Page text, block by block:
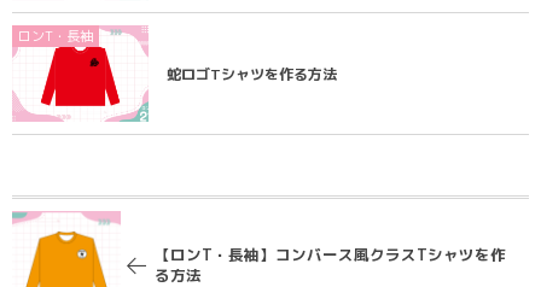
ロンT・長袖
蛇ロゴTシャツを作る方法
【ロンT・長袖】コンバース風クラスTシャツを作
る方法